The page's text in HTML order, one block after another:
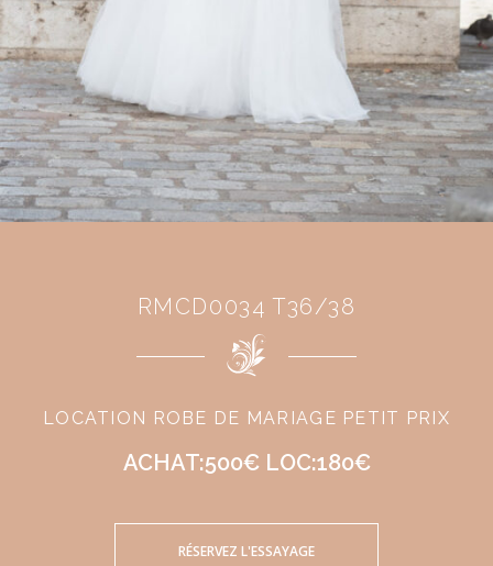
RMCD0034 T36/38
LOCATION ROBE DE MARIAGE PETIT PRIX
ACHAT:500€ LOC:180€
RÉSERVEZ L'ESSAYAGE